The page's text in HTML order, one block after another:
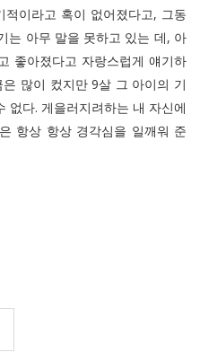
이라고 혹이 없어졌다고, 그동
는 아무 말을 못하고 있는 데, 아
좋아졌다고 자랑스럽게 얘기하
많이 컸지만 9살 그 아이의 기
없다. 게을러지려하는 내 자신에
항상 항상 경각심을 일깨워 준